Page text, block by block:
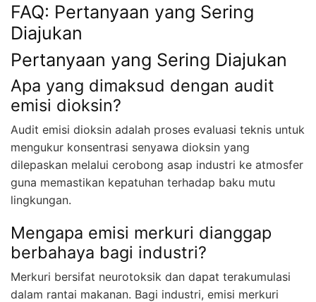
FAQ: Pertanyaan yang Sering
Diajukan
Pertanyaan yang Sering Diajukan
Apa yang dimaksud dengan audit
emisi dioksin?
Audit emisi dioksin adalah proses evaluasi teknis untuk
mengukur konsentrasi senyawa dioksin yang
dilepaskan melalui cerobong asap industri ke atmosfer
guna memastikan kepatuhan terhadap baku mutu
lingkungan.
Mengapa emisi merkuri dianggap
berbahaya bagi industri?
Merkuri bersifat neurotoksik dan dapat terakumulasi
dalam rantai makanan. Bagi industri, emisi merkuri